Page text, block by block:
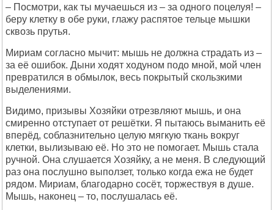
– Посмотри, как ты мучаешься из – за одного поцелуя! –
беру клетку в обе руки, глажу распятое тельце мышки
сквозь прутья.
Мириам согласно мычит: мышь не должна страдать из –
за её ошибок. Дыни ходят ходуном подо мной, мой член
превратился в обмылок, весь покрытый скользкими
выделениями.
Видимо, призывы Хозяйки отрезвляют мышь, и она
смиренно отступает от решётки. Я пытаюсь выманить её
вперёд, соблазнительно целую мягкую ткань вокруг
клетки, вылизываю её. Но это не помогает. Мышь стала
ручной. Она слушается Хозяйку, а не меня. В следующий
раз она послушно выползет, только когда ежа не будет
рядом. Мириам, благодарно сосёт, торжествуя в душе.
Мышь, наконец – то, послушалась её.